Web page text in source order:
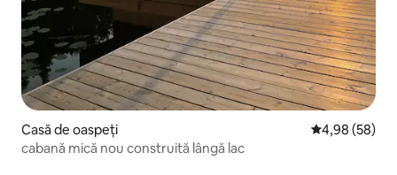
Casă de oaspeți Scor mediu
4,98 (58)
cabană mică nou construită lângă lac